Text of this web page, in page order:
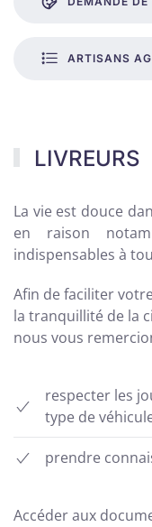
ARTISANS
LIVREURS
La vie est douce
en raison
indispensables à
Afin de faciliter
la tranquillité de la
nous vous
respecter les
type de
prendre
Accéder aux